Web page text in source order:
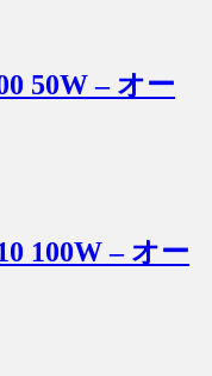
50W – オー
100W – オー